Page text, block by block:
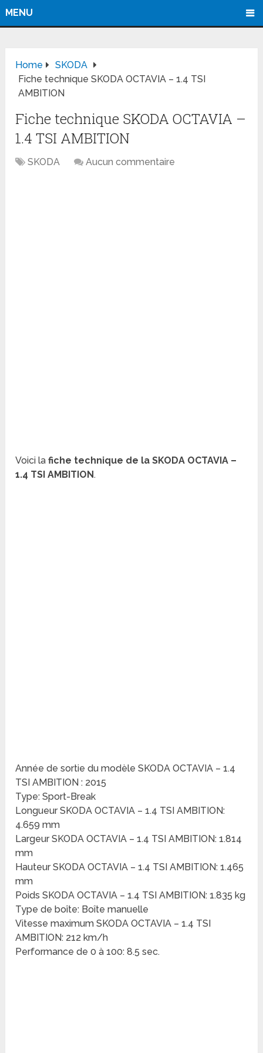
MENU
Home
SKODA
Fiche technique SKODA OCTAVIA – 1.4 TSI
AMBITION
Fiche technique SKODA OCTAVIA –
1.4 TSI AMBITION
SKODA Aucun commentaire
Voici la fiche technique de la SKODA OCTAVIA –
1.4 TSI AMBITION.
Année de sortie du modèle SKODA OCTAVIA – 1.4
TSI AMBITION : 2015
Type: Sport-Break
Longueur SKODA OCTAVIA – 1.4 TSI AMBITION:
4.659 mm
Largeur SKODA OCTAVIA – 1.4 TSI AMBITION: 1.814
mm
Hauteur SKODA OCTAVIA – 1.4 TSI AMBITION: 1.465
mm
Poids SKODA OCTAVIA – 1.4 TSI AMBITION: 1.835 kg
Type de boîte: Boîte manuelle
Vitesse maximum SKODA OCTAVIA – 1.4 TSI
AMBITION: 212 km/h
Performance de 0 à 100: 8.5 sec.